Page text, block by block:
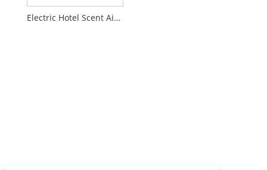
Electric Hotel Scent Air Machine